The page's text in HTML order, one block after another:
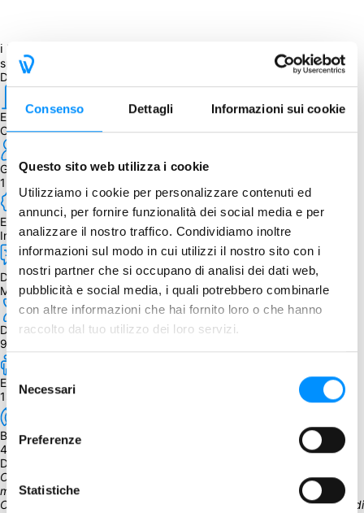
Consenso Dettagli Informazioni sui cookie
Questo sito web utilizza i cookie
Utilizziamo i cookie per personalizzare contenuti ed
annunci, per fornire funzionalità dei social media e per
analizzare il nostro traffico. Condividiamo inoltre
informazioni sul modo in cui utilizzi il nostro sito con i
nostri partner che si occupano di analisi dei dati web,
pubblicità e social media, i quali potrebbero combinarle
con altre informazioni che hai fornito loro o che hanno
raccolto dal tuo utilizzo dei loro servizi.
Selezione
del
consenso
Necessari
Preferenze
Statistiche
ℹ La percentuale di sconto è stata applicata al prezzo di listino più
spese di spedizione previste dall’editore.
Dettagli
Editore
Chip Theory Games
Giocatori
1 - 4
Edizione
Inglese
Dipendenza dalla lingua
Moderata
Durata
90 - 180 min.
Età
13+
BGG Weight
4.28
Descrizione
Cloudspire è un gioco di battaglia asimmetrico per il dominio nel
mondo fluttuante di Ankar. In modalità PvP, solitaria e cooperativa,
Cloudspire fonde diversi generi di gioco per creare un ibrido unico di